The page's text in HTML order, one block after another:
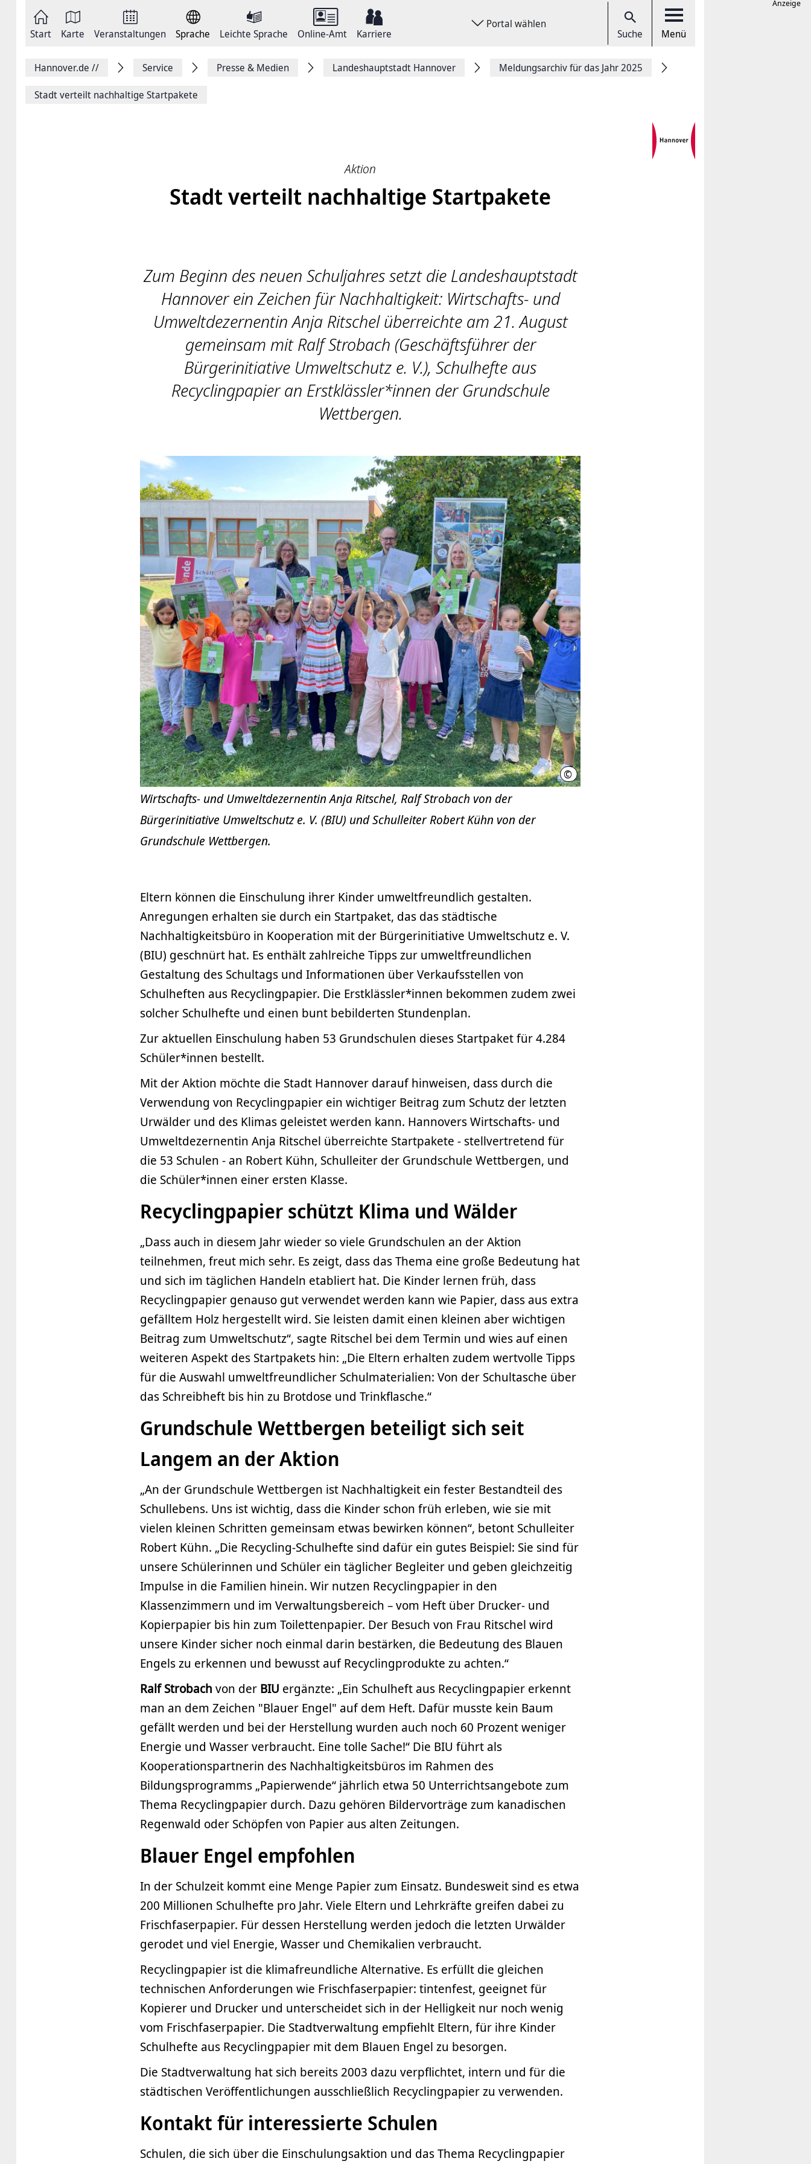
springen
Start Karte Veranstaltungen Sprache Leichte Sprache Online-Amt Karriere
Portal wählen
Suche Menü
FacebookHannover.de // Service Presse & Medien Landeshauptstadt Hannover Meldungsarchiv für das Jahr 2025
Stadt verteilt nachhaltige Startpakete
Aktion
Stadt verteilt nachhaltige Startpakete
Zum Beginn des neuen Schuljahres setzt die Landeshauptstadt
Hannover ein Zeichen für Nachhaltigkeit: Wirtschafts- und
Umweltdezernentin Anja Ritschel überreichte am 21. August
gemeinsam mit Ralf Strobach (Geschäftsführer der
Bürgerinitiative Umweltschutz e. V.), Schulhefte aus
Recyclingpapier an Erstklässler*innen der Grundschule
Wettbergen.
© LHH
Wirtschafts- und Umweltdezernentin Anja Ritschel, Ralf Strobach von der
Bürgerinitiative Umweltschutz e. V. (BIU) und Schulleiter Robert Kühn von der
Grundschule Wettbergen.
Eltern können die Einschulung ihrer Kinder umweltfreundlich gestalten.
Anregungen erhalten sie durch ein Startpaket, das das städtische
Nachhaltigkeitsbüro in Kooperation mit der Bürgerinitiative Umweltschutz e. V.
(BIU) geschnürt hat. Es enthält zahlreiche Tipps zur umweltfreundlichen
Gestaltung des Schultags und Informationen über Verkaufsstellen von
Schulheften aus Recyclingpapier. Die Erstklässler*innen bekommen zudem zwei
solcher Schulhefte und einen bunt bebilderten Stundenplan.
Zur aktuellen Einschulung haben 53 Grundschulen dieses Startpaket für 4.284
Schüler*innen bestellt.
Mit der Aktion möchte die Stadt Hannover darauf hinweisen, dass durch die
Verwendung von Recyclingpapier ein wichtiger Beitrag zum Schutz der letzten
Urwälder und des Klimas geleistet werden kann. Hannovers Wirtschafts- und
Umweltdezernentin Anja Ritschel überreichte Startpakete - stellvertretend für
die 53 Schulen - an Robert Kühn, Schulleiter der Grundschule Wettbergen, und
die Schüler*innen einer ersten Klasse.
Recyclingpapier schützt Klima und Wälder
„Dass auch in diesem Jahr wieder so viele Grundschulen an der Aktion
teilnehmen, freut mich sehr. Es zeigt, dass das Thema eine große Bedeutung hat
und sich im täglichen Handeln etabliert hat. Die Kinder lernen früh, dass
Recyclingpapier genauso gut verwendet werden kann wie Papier, dass aus extra
gefälltem Holz hergestellt wird. Sie leisten damit einen kleinen aber wichtigen
Beitrag zum Umweltschutz“, sagte Ritschel bei dem Termin und wies auf einen
weiteren Aspekt des Startpakets hin: „Die Eltern erhalten zudem wertvolle Tipps
für die Auswahl umweltfreundlicher Schulmaterialien: Von der Schultasche über
das Schreibheft bis hin zu Brotdose und Trinkflasche.“
Grundschule Wettbergen beteiligt sich seit
Langem an der Aktion
„An der Grundschule Wettbergen ist Nachhaltigkeit ein fester Bestandteil des
Schullebens. Uns ist wichtig, dass die Kinder schon früh erleben, wie sie mit
vielen kleinen Schritten gemeinsam etwas bewirken können“, betont Schulleiter
Robert Kühn. „Die Recycling-Schulhefte sind dafür ein gutes Beispiel: Sie sind für
unsere Schülerinnen und Schüler ein täglicher Begleiter und geben gleichzeitig
Impulse in die Familien hinein. Wir nutzen Recyclingpapier in den
Klassenzimmern und im Verwaltungsbereich – vom Heft über Drucker- und
Kopierpapier bis hin zum Toilettenpapier. Der Besuch von Frau Ritschel wird
unsere Kinder sicher noch einmal darin bestärken, die Bedeutung des Blauen
Engels zu erkennen und bewusst auf Recyclingprodukte zu achten.“
RalfStrobach von der BIU ergänzte: „Ein Schulheft aus Recyclingpapier erkennt
man an dem Zeichen "Blauer Engel" auf dem Heft. Dafür musste kein Baum
gefällt werden und bei der Herstellung wurden auch noch 60 Prozent weniger
Energie und Wasser verbraucht. Eine tolle Sache!“ Die BIU führt als
Kooperationspartnerin des Nachhaltigkeitsbüros im Rahmen des
Bildungsprogramms „Papierwende“ jährlich etwa 50 Unterrichtsangebote zum
Thema Recyclingpapier durch. Dazu gehören Bildervorträge zum kanadischen
Regenwald oder Schöpfen von Papier aus alten Zeitungen.
Blauer Engel empfohlen
In der Schulzeit kommt eine Menge Papier zum Einsatz. Bundesweit sind es etwa
200 Millionen Schulhefte pro Jahr. Viele Eltern und Lehrkräfte greifen dabei zu
Frischfaserpapier. Für dessen Herstellung werden jedoch die letzten Urwälder
gerodet und viel Energie, Wasser und Chemikalien verbraucht.
Recyclingpapier ist die klimafreundliche Alternative. Es erfüllt die gleichen
technischen Anforderungen wie Frischfaserpapier: tintenfest, geeignet für
Kopierer und Drucker und unterscheidet sich in der Helligkeit nur noch wenig
vom Frischfaserpapier. Die Stadtverwaltung empfiehlt Eltern, für ihre Kinder
Schulhefte aus Recyclingpapier mit dem Blauen Engel zu besorgen.
Die Stadtverwaltung hat sich bereits 2003 dazu verpflichtet, intern und für die
städtischen Veröffentlichungen ausschließlich Recyclingpapier zu verwenden.
Kontakt für interessierte Schulen
Schulen, die sich über die Einschulungsaktion und das Thema Recyclingpapier
Anzeige